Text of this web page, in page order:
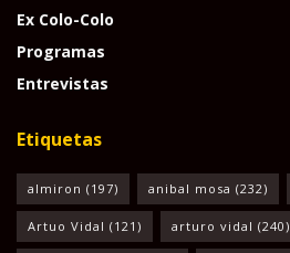
Ex Colo-Colo
Programas
Entrevistas
Etiquetas
almiron (197) anibal mosa (232)
Artuo Vidal (121) arturo vidal (240)